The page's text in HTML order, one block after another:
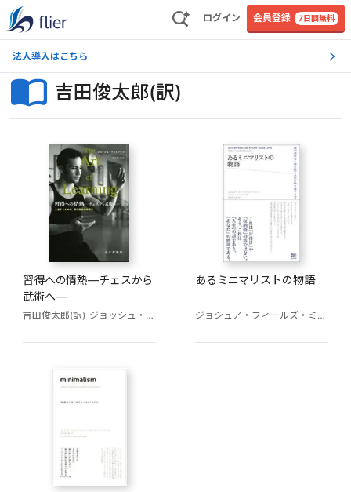
ログイン 会員登録 7日間無料
法人導入はこちら
吉田俊太郎(訳)
習得への情熱―チェスから
武術へ―
吉田俊太郎(訳) ジョッシュ・ウェイツキン
あるミニマリストの物語
ジョシュア・フィールズ・ミルバーン